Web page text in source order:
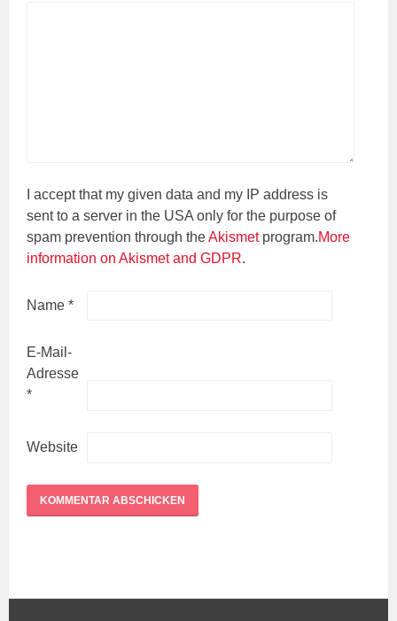
I accept that my given data and my IP address is
sent to a server in the USA only for the purpose of
spam prevention through theAkismetprogram.More
information on Akismet and GDPR.
Name*
E-Mail-
Adresse
*
Website